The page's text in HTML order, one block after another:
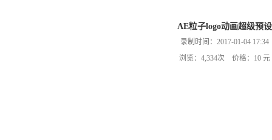
AE粒子logo动画超级预设
录制时间：2017-01-04 17:34
浏览：4,334次 价格：10 元